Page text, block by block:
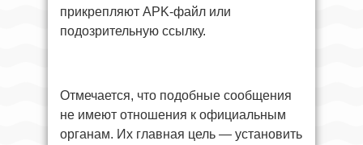
прикрепляют APK-файл или
подозрительную ссылку.
Отмечается, что подобные сообщения
не имеют отношения к официальным
органам. Их главная цель — установить